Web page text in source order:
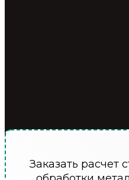
Заказать расчет